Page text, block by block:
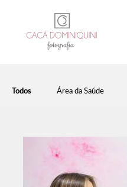
Todos Área da Saúde